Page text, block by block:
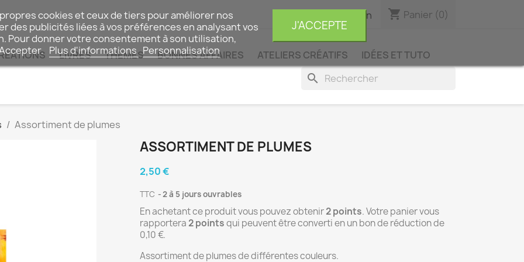
Connexion shopping_cart Panier (0)
LIVRES THÈMES BONNES AFFAIRES ATELIERS CRÉATIFS IDÉES ET TUTO
search
Assortiment de plumes
ASSORTIMENT DE PLUMES
2,50 €
TTC 2 à 5 jours ouvrables
En achetant ce produit vous pouvez obtenir2points. Votre panier vous
rapportera 2pointsqui peuvent être converti en un bon de réduction de
0,10 €.
Assortiment de plumes de différentes couleurs.
cookies et ceux de tiers pour améliorer nos
des publicités liées à vos préférences en analysant vos
Pour donner votre consentement à son utilisation,
Plus d'informations Personnalisation
J'ACCEPTE